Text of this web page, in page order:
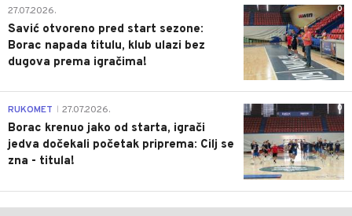
0
27.07.2026.
Savić otvoreno pred start sezone:
Borac napada titulu, klub ulazi bez
dugova prema igračima!
0
RUKOMET 27.07.2026.
Borac krenuo jako od starta, igrači
jedva dočekali početak priprema: Cilj se
zna - titula!